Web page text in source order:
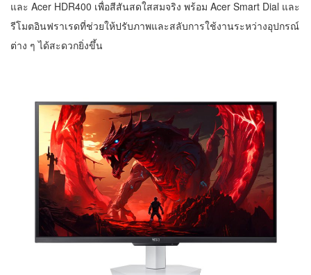
และ Acer HDR400 เพื่อสีสันสดใสสมจริง พร้อม Acer Smart Dial และ
รีโมตอินฟราเรดที่ช่วยให้ปรับภาพและสลับการใช้งานระหว่างอุปกรณ์
ต่าง ๆ ได้สะดวกยิ่งขึ้น